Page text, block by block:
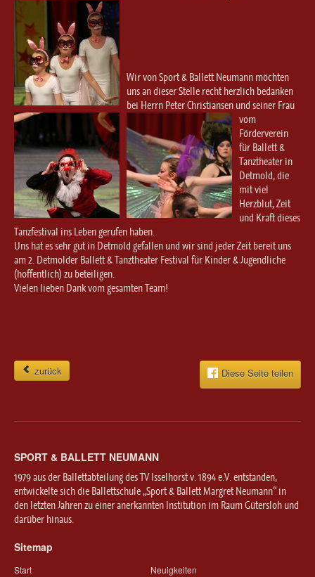
Wir von Sport & Ballett Neumann möchten
uns an dieser Stelle recht herzlich bedanken
bei Herrn Peter Christiansen und seiner Frau
vom
Förderverein
für Ballett &
Tanztheater in
Detmold, die
mit viel
Herzblut, Zeit
und Kraft dieses
Tanzfestival ins Leben gerufen haben.
Uns hat es sehr gut in Detmold gefallen und wir sind jeder Zeit bereit uns
am 2. Detmolder Ballett & Tanztheater Festival für Kinder & Jugendliche
(hoffentlich) zu beteiligen.
Vielen lieben Dank vom gesamten Team!
zurück Diese Seite teilen
SPORT & BALLETT NEUMANN
1979 aus der Ballettabteilung des TV Isselhorst v. 1894 e.V. entstanden,
entwickelte sich die Ballettschule „Sport & Ballett Margret Neumann“ in
den letzten Jahren zu einer anerkannten Institution im Raum Gütersloh und
darüber hinaus.
Sitemap
Start Neuigkeiten